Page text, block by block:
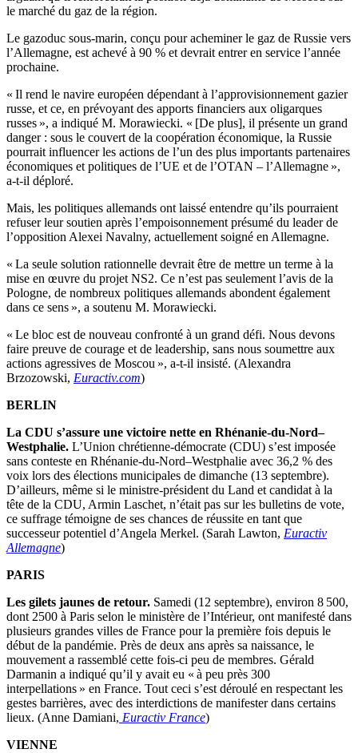
le marché du gaz de la région.
Le gazoduc sous-marin, conçu pour acheminer le gaz de Russie vers
l’Allemagne, est achevé à 90 % et devrait entrer en service l’année
prochaine.
« Il rend le navire européen dépendant à l’approvisionnement gazier
russe, et ce, en prévoyant des apports financiers aux oligarques
russes », a indiqué M. Morawiecki. « [De plus], il présente un grand
danger : sous le couvert de la coopération économique, la Russie
pourrait influencer les actions de l’un des plus importants partenaires
économiques et politiques de l’UE et de l’OTAN – l’Allemagne »,
a-t-il déploré.
Mais, les politiques allemands ont laissé entendre qu’ils pourraient
refuser leur soutien après l’empoisonnement présumé du leader de
l’opposition Alexei Navalny, actuellement soigné en Allemagne.
« La seule solution rationnelle devrait être de mettre un terme à la
mise en œuvre du projet NS2. Ce n’est pas seulement l’avis de la
Pologne, de nombreux politiques allemands abondent également
dans ce sens », a soutenu M. Morawiecki.
« Le bloc est de nouveau confronté à un grand défi. Nous devons
faire preuve de courage et de leadership, sans nous soumettre aux
actions agressives de Moscou », a-t-il insisté. (Alexandra
Brzozowski, Euractiv.com)
BERLIN
La CDU s’assure une victoire nette en Rhénanie-du-Nord–
Westphalie. L’Union chrétienne-démocrate (CDU) s’est imposée
sans conteste en Rhénanie-du-Nord–Westphalie avec 36,2 % des
voix lors des élections municipales de dimanche (13 septembre).
D’ailleurs, même si le ministre-président du Land et candidat à la
tête de la CDU, Armin Laschet, n’était pas sur les bulletins de vote,
ce suffrage témoigne de ses chances de réussite en tant que
successeur potentiel d’Angela Merkel. (Sarah Lawton, Euractiv
Allemagne)
PARIS
Les gilets jaunes de retour. Samedi (12 septembre), environ 8 500,
dont 2500 à Paris selon le ministère de l’Intérieur, ont manifesté dans
plusieurs grandes villes de France pour la première fois depuis le
début de la pandémie. Près de deux ans après sa naissance, le
mouvement a rassemblé cette fois-ci peu de membres. Gérald
Darmanin a indiqué qu’il y avait eu « à peu près 300
interpellations » en France. Tout ceci s’est déroulé en respectant les
gestes barrières, avec des interdictions de manifester dans certains
lieux. (Anne Damiani, Euractiv France)
VIENNE